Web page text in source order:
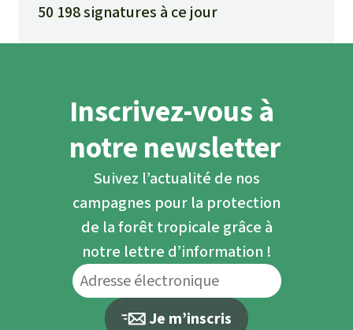
50 198 signatures à ce jour
Inscrivez-vous à
notre newsletter
Suivez l’actualité de nos
campagnes pour la protection
de la forêt tropicale grâce à
notre lettre d’information !
Je m’inscris